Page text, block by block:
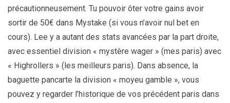
précautionneusement. Tu pouvoir ôter votre gains avoir
sortir de 50€ dans Mystake (si vous n’avoir nul bet en
cours). Lee y a autant des stats avancées par la part droite,
avec essentiel division « mystère wager » (mes paris) avec
« Highrollers » (les meilleurs paris). Dans absence, la
baguette pancarte la division « moyeu gamble », vous
pouvez y regarder l’historique de vos précédent paris dans